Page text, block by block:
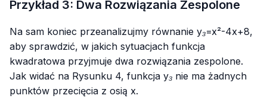
Przykład 3: Dwa Rozwiązania Zespolone
Na sam koniec przeanalizujmy równanie y₃=x²-4x+8,
aby sprawdzić, w jakich sytuacjach funkcja
kwadratowa przyjmuje dwa rozwiązania zespolone.
Jak widać na Rysunku 4, funkcja y₃ nie ma żadnych
punktów przecięcia z osią x.